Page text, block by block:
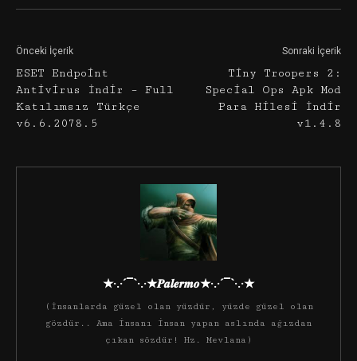
Önceki İçerik
ESET Endpoint
Antivirus İndir – Full
Katılımsız Türkçe
v6.6.2078.5
Sonraki İçerik
Tiny Troopers 2:
Special Ops Apk Mod
Para Hilesi İndir
v1.4.8
★·.·´¯`·.·★𝑷𝒂𝒍𝒆𝒓𝒎𝒐★·.·´¯`·.·★
(İnsanlarda güzel olan yüzdür, yüzde güzel olan
gözdür.. Ama insanı insan yapan aslında ağızdan
çıkan sözdür! Hz. Mevlana)